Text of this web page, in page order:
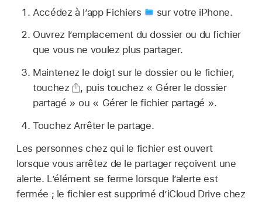
Accédez à l’app Fichiers
sur votre iPhone.
Ouvrez l’emplacement du dossier ou du fichier
que vous ne voulez plus partager.
Maintenez le doigt sur le dossier ou le fichier,
touchez
, puis touchez « Gérer le dossier
partagé » ou « Gérer le fichier partagé ».
Touchez Arrêter le partage.
Les personnes chez qui le fichier est ouvert
lorsque vous arrêtez de le partager reçoivent une
alerte. L’élément se ferme lorsque l’alerte est
fermée ; le fichier est supprimé d’iCloud Drive chez